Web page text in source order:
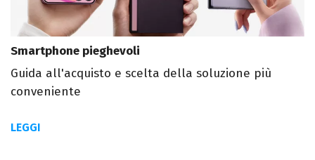
Smartphone pieghevoli
Guida all'acquisto e scelta della soluzione più
conveniente
LEGGI